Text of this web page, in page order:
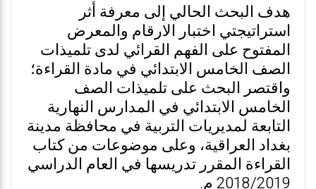
هدف البحث الحالي إلى معرفة أثر
استراتيجتي اختبار الارقام والمعرض
المفتوح على الفهم القرائي لدى تلميذات
الصف الخامس الابتدائي في مادة القراءة؛
واقتصر البحث على تلميذات الصف
الخامس الابتدائي في المدارس النهارية
التابعة لمديريات التربية في محافظة مدينة
بغداد العراقية، وعلى موضوعات من كتاب
القراءة المقرر تدريسها في العام الدراسي
2018/2019 م.